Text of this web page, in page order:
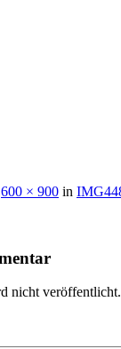
600 × 900 in
nicht veröffentlicht.